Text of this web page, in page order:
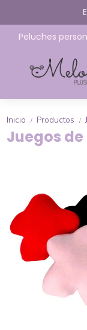
Peluches
Inicio / Productos /
Juegos de